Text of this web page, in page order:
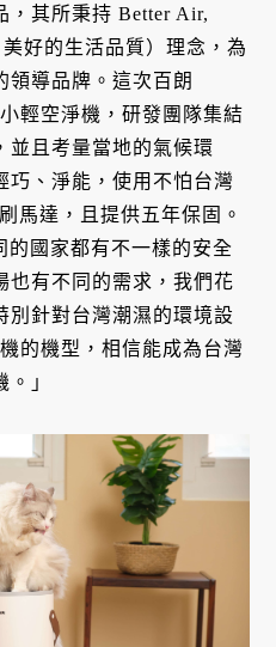
，其所秉持 Better Air,
好的生活品質）理念，為
領導品牌。這次百朗
輕空淨機，研發團隊集結
並且考量當地的氣候環
巧、淨能，使用不怕台灣
馬達，且提供五年保固。
的國家都有不一樣的安全
也有不同的需求，我們花
別針對台灣潮濕的環境設
的機型，相信能成為台灣
」